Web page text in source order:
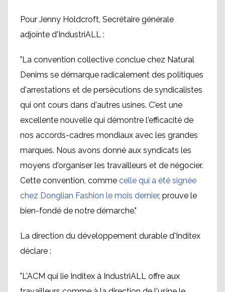
Pour Jenny Holdcroft, Secrétaire générale
adjointe d'IndustriALL :
"La convention collective conclue chez Natural
Denims se démarque radicalement des politiques
d'arrestations et de persécutions de syndicalistes
qui ont cours dans d'autres usines. C'est une
excellente nouvelle qui démontre l'efficacité de
nos accords-cadres mondiaux avec les grandes
marques. Nous avons donné aux syndicats les
moyens d'organiser les travailleurs et de négocier.
Cette convention, comme celle qui a été signée
chez Donglian Fashion le mois dernier, prouve le
bien-fondé de notre démarche."
La direction du développement durable d'Inditex
déclare :
"L'ACM qui lie Inditex à IndustriALL offre aux